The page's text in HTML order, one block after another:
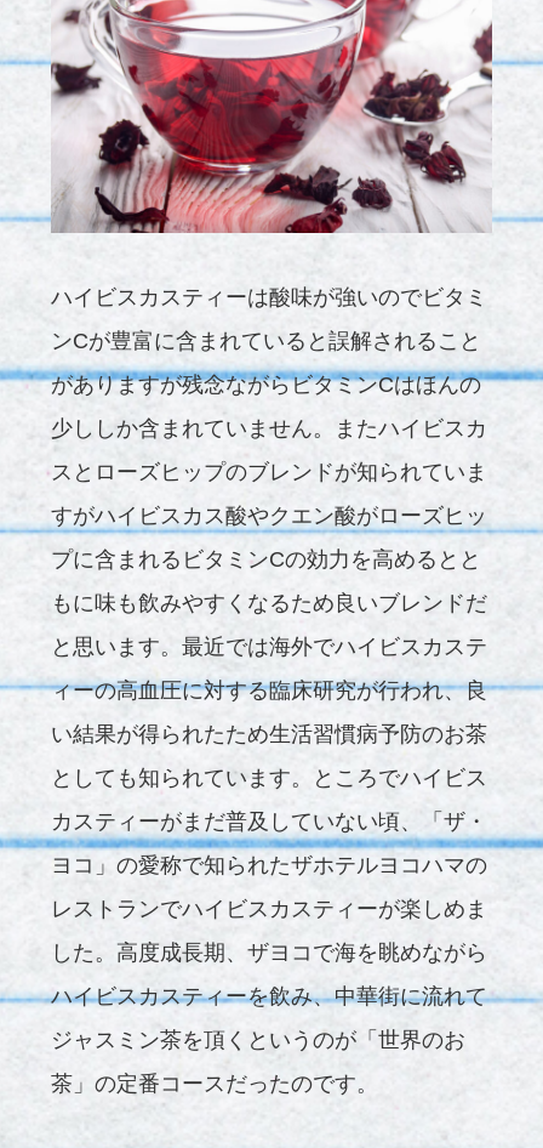
ハイビスカスティーは酸味が強いのでビタミ
ンCが豊富に含まれていると誤解されること
がありますが残念ながらビタミンCはほんの
少ししか含まれていません。またハイビスカ
スとローズヒップのブレンドが知られていま
すがハイビスカス酸やクエン酸がローズヒッ
プに含まれるビタミンCの効力を高めるとと
もに味も飲みやすくなるため良いブレンドだ
と思います。最近では海外でハイビスカステ
ィーの高血圧に対する臨床研究が行われ、良
い結果が得られたため生活習慣病予防のお茶
としても知られています。ところでハイビス
カスティーがまだ普及していない頃、「ザ・
ヨコ」の愛称で知られたザホテルヨコハマの
レストランでハイビスカスティーが楽しめま
した。高度成長期、ザヨコで海を眺めながら
ハイビスカスティーを飲み、中華街に流れて
ジャスミン茶を頂くというのが「世界のお
茶」の定番コースだったのです。